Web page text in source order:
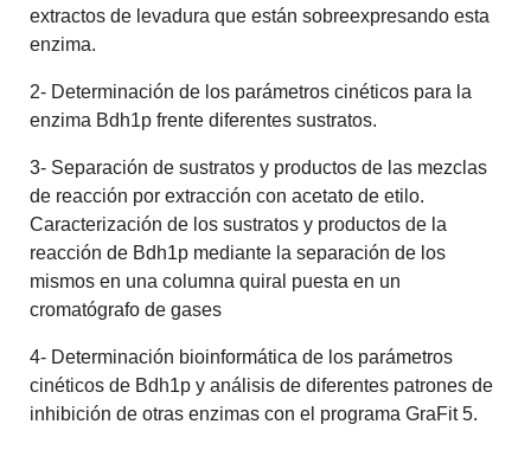
extractos de levadura que están sobreexpresando esta
enzima.
2- Determinación de los parámetros cinéticos para la
enzima Bdh1p frente diferentes sustratos.
3- Separación de sustratos y productos de las mezclas
de reacción por extracción con acetato de etilo.
Caracterización de los sustratos y productos de la
reacción de Bdh1p mediante la separación de los
mismos en una columna quiral puesta en un
cromatógrafo de gases
4- Determinación bioinformática de los parámetros
cinéticos de Bdh1p y análisis de diferentes patrones de
inhibición de otras enzimas con el programa GraFit 5.